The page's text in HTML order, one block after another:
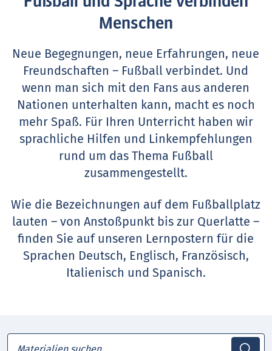
Menschen
Neue Begegnungen, neue Erfahrungen, neue
Freundschaften – Fußball verbindet. Und
wenn man sich mit den Fans aus anderen
Nationen unterhalten kann, macht es noch
mehr Spaß. Für Ihren Unterricht haben wir
sprachliche Hilfen und Linkempfehlungen
rund um das Thema Fußball
zusammengestellt.
Wie die Bezeichnungen auf dem Fußballplatz
lauten – von Anstoßpunkt bis zur Querlatte –
finden Sie auf unseren Lernpostern für die
Sprachen Deutsch, Englisch, Französisch,
Italienisch und Spanisch.